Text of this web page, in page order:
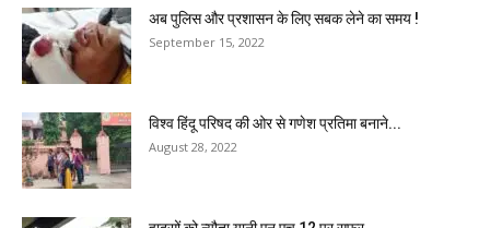
अब पुलिस और प्रशासन के लिए सबक लेने का समय !
September 15, 2022
विश्व हिंदू परिषद की ओर से गणेश प्रतिमा बनाने...
August 28, 2022